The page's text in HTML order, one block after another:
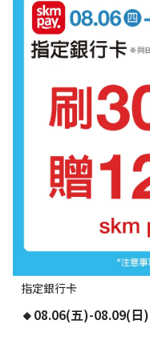
指定銀行卡
🔸08.06(五)-08.09(日)